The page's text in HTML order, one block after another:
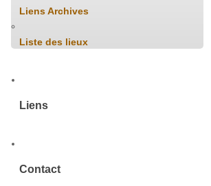
Liens Archives
Liste des lieux
Liens
Contact